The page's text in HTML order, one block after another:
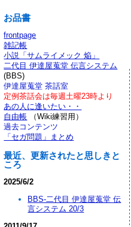
お品書
frontpage
雑記帳
小説「サムライメック 焔」
二代目 伊達屋蒐堂 伝言システム
(BBS)
伊達屋蒐堂 茶話室
定例茶話会は毎週土曜23時より
あの人に逢いたい・・
自由帳 （Wiki練習用）
過去コンテンツ
「セガ問題」まとめ
最近、更新されたと思しきと
ころ
2025/6/2
BBS-二代目 伊達屋蒐堂 伝
言システム 20/3